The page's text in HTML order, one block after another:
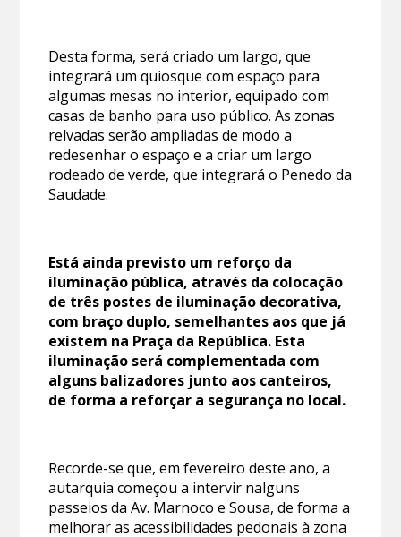
Desta forma, será criado um largo, que
integrará um quiosque com espaço para
algumas mesas no interior, equipado com
casas de banho para uso público. As zonas
relvadas serão ampliadas de modo a
redesenhar o espaço e a criar um largo
rodeado de verde, que integrará o Penedo da
Saudade.
Está ainda previsto um reforço da
iluminação pública, através da colocação
de três postes de iluminação decorativa,
com braço duplo, semelhantes aos que já
existem na Praça da República. Esta
iluminação será complementada com
alguns balizadores junto aos canteiros,
de forma a reforçar a segurança no local.
Recorde-se que, em fevereiro deste ano, a
autarquia começou a intervir nalguns
passeios da Av. Marnoco e Sousa, de forma a
melhorar as acessibilidades pedonais à zona